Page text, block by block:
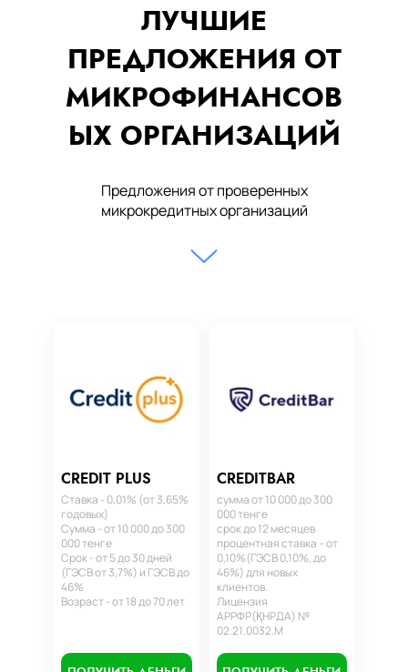
ЛУЧШИЕ
ПРЕДЛОЖЕНИЯ ОТ
МИКРОФИНАНСОВ
ЫХ ОРГАНИЗАЦИЙ
Предложения от проверенных
микрокредитных организаций
CREDIT PLUS
Ставка - 0,01% (от 3,65%
годовых)
Сумма - от 10 000 до 300
000 тенге
Срок - от 5 до 30 дней
(ГЭСВ от 3,7%) и ГЭСВ до
46%
Возраст - от 18 до 70 лет
CREDITBAR
сумма от 10 000 до 300
000 тенге
срок до 12 месяцев
процентная ставка – от
0,10%(ГЭСВ 0,10%, до
46%) для новых
клиентов.
Лицензия
АРРФР(ҚНРДА) №
02.21.0032.М